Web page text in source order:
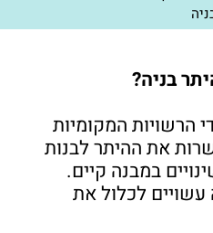
בניה?
הרשויות המקומיות
את ההיתר לבנות
במבנה קיים.
עשויים לכלול את